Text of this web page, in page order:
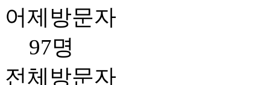
어제방문자
97명
전체방문자